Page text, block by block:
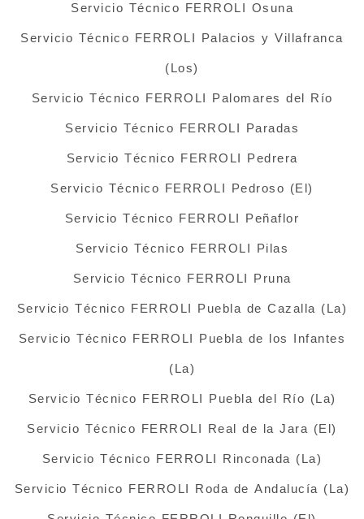
Servicio Técnico FERROLI Osuna
Servicio Técnico FERROLI Palacios y Villafranca
(Los)
Servicio Técnico FERROLI Palomares del Río
Servicio Técnico FERROLI Paradas
Servicio Técnico FERROLI Pedrera
Servicio Técnico FERROLI Pedroso (El)
Servicio Técnico FERROLI Peñaflor
Servicio Técnico FERROLI Pilas
Servicio Técnico FERROLI Pruna
Servicio Técnico FERROLI Puebla de Cazalla (La)
Servicio Técnico FERROLI Puebla de los Infantes
(La)
Servicio Técnico FERROLI Puebla del Río (La)
Servicio Técnico FERROLI Real de la Jara (El)
Servicio Técnico FERROLI Rinconada (La)
Servicio Técnico FERROLI Roda de Andalucía (La)